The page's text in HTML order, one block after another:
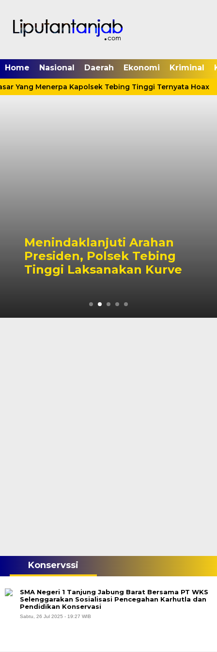
Home Nasional Daerah Ekonomi Kriminal
Yang Menerpa Kapolsek Tebing Tinggi Ternyata Hoax
Menindaklanjuti Arahan
Presiden, Polsek Tebing
Tinggi Laksanakan Kurve
Konservssi
SMA Negeri 1 Tanjung Jabung Barat Bersama PT WKS
Selenggarakan Sosialisasi Pencegahan Karhutla dan
Pendidikan Konservasi
Sabtu, 26 Jul 2025 - 19:27 WIB